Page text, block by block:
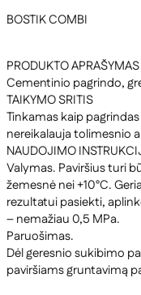
BOSTIK COMBI
PRODUKTO APRAŠYMAS
Cementinio pagrindo,
TAIKYMO SRITIS
Tinkamas kaip
nereikalauja tolimesnio
NAUDOJIMO
Valymas. Paviršius turi
žemesnė nei +10°C.
rezultatui pasiekti,
– nemažiau 0,5 MPa.
Paruošimas.
Dėl geresnio sukibimo
paviršiams gruntavimą